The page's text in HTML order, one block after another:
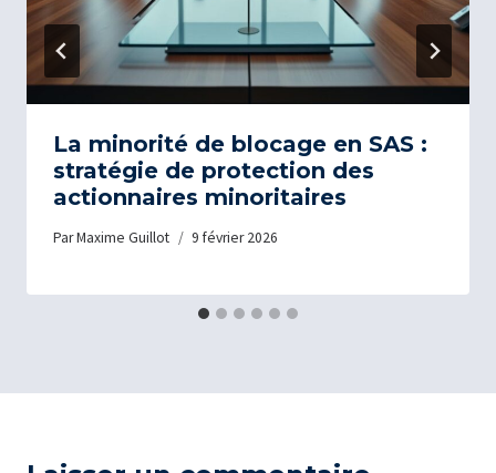
La minorité de blocage en SAS :
stratégie de protection des
actionnaires minoritaires
ParMaxime Guillot 9 février 2026